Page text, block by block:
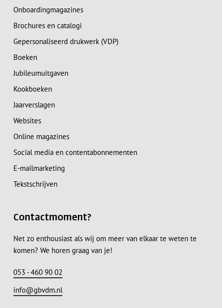
Onboardingmagazines
Brochures en catalogi
Gepersonaliseerd drukwerk (VDP)
Boeken
Jubileumuitgaven
Kookboeken
Jaarverslagen
Websites
Online magazines
Social media en contentabonnementen
E-mailmarketing
Tekstschrijven
Contactmoment?
Net zo enthousiast als wij om meer van elkaar te weten te
komen? We horen graag van je!
053 - 460 90 02
info@gbvdm.nl